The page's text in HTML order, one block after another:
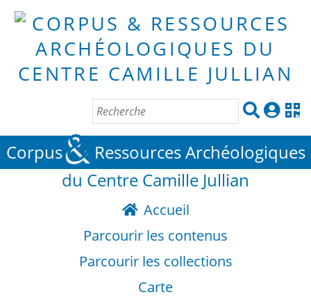
Corpus&Ressources Archéologiques
du Centre Camille Jullian
Accueil
Parcourir les contenus
Parcourir les collections
Carte